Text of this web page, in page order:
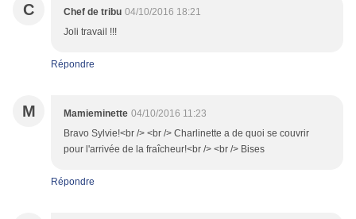
C Chef de tribu 04/10/2016 18:21
Joli travail !!!
Répondre
M Mamieminette 04/10/2016 11:23
Bravo Sylvie!<br /> <br /> Charlinette a de quoi se couvrir
pour l'arrivée de la fraîcheur!<br /> <br /> Bises
Répondre